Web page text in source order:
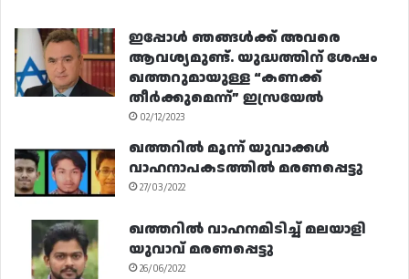
ഇപ്പോൾ ഞങ്ങൾക്ക് അവരെ
ആവശ്യമുണ്ട്. യുദ്ധത്തിന് ശേഷം
ഖത്തറുമായുള്ള “കണക്ക്
തീർക്കുമെന്ന്” ഇസ്രയേൽ
02/12/2023
ഖത്തറിൽ മൂന്ന് യുവാക്കൾ
വാഹനാപകടത്തിൽ മരണപ്പെട്ടു
27/03/2022
ഖത്തറിൽ വാഹനമിടിച്ച് മലയാളി
യുവാവ് മരണപ്പെട്ടു
26/06/2022